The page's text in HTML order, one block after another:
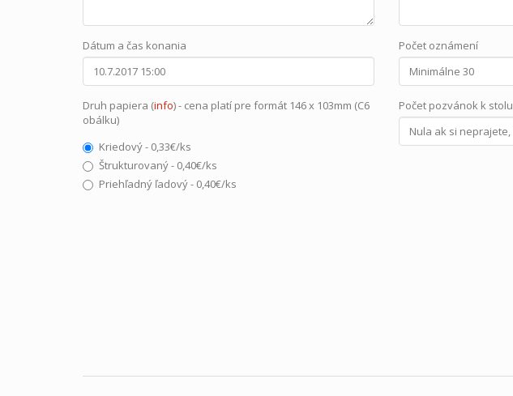
Dátum a čas konania
Druh papiera (info) - cena platí pre formát 146 x 103mm (C6
obálku)
Kriedový - 0,33€/ks
Štrukturovaný - 0,40€/ks
Priehľadný ľadový - 0,40€/ks
Počet oznámení
Počet pozvánok k stolu